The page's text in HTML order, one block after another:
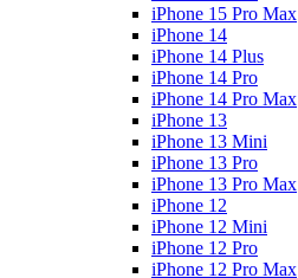
iPhone 15 Pro Max
iPhone 14
iPhone 14 Plus
iPhone 14 Pro
iPhone 14 Pro Max
iPhone 13
iPhone 13 Mini
iPhone 13 Pro
iPhone 13 Pro Max
iPhone 12
iPhone 12 Mini
iPhone 12 Pro
iPhone 12 Pro Max